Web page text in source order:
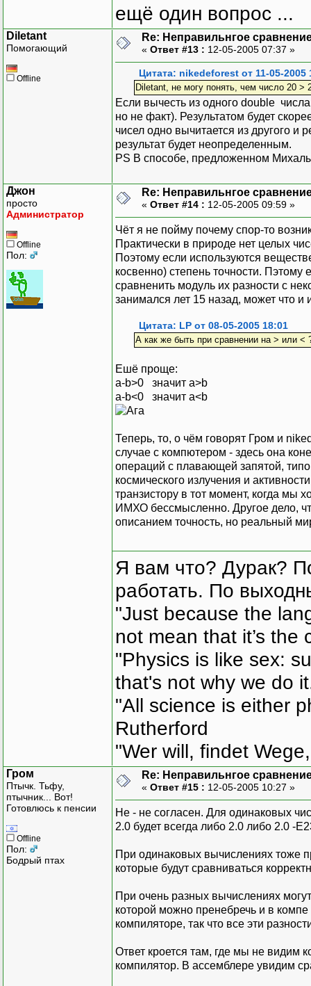
ещё один вопрос ...
Diletant
Помогающий
Offline
Re: Неправильнгое
« Ответ #13 : 12-05-2005 07:37 »
Цитата: nikedeforest от 11-05-2005
Diletant, не могу понять, чем число 20 >
Если вычесть из одного double
но не факт). Результатом будет
чисел одно вычитается из другого и
результат будет неопределенным.
PS В способе, предложенном
Джон
просто
Администратор
Offline
Пол:
Re: Неправильнгое
« Ответ #14 : 12-05-2005 09:59 »
Чёт я не пойму почему спор-то
Практически в природе нет целых
Поэтому если используются
косвенно) степень точности.
сравненить модуль их разности с
занимался лет 15 назад, может что и
Цитата: LP от 08-05-2005 18:01
А как же быть при сравнении на > или <
Ешё проще:
a-b>0 значит a>b
a-b<0 значит a<b
Теперь, то, о чём говорят Гром и
случае с компютером - здесь она
операций с плавающей запятой,
космического излучения и
транзистору в тот момент, когда мы
ИМХО бессмысленно. Другое дело,
описанием точность, но реальный
Я вам что? Дурак?
работать. По
"Just because the
not mean that it’s the
"Physics is like sex:
that's not why we do
"All science is either
Rutherford
"Wer will, findet
Гром
Птычк. Тьфу,
птычник... Вот!
Готовлюсь к пенсии
Offline
Пол:
Бодрый птах
Re: Неправильнгое
« Ответ #15 : 12-05-2005 10:27 »
Не - не согласен. Для одинаковых
2.0 будет всегда либо 2.0 либо 2.0 -
При одинаковых вычислениях тоже
которые будут сравниваться
При очень разных вычислениях
которой можно пренебречь и в
компиляторе, так что все эти
Ответ кроется там, где мы не видим
компилятор. В ассемблере увидим